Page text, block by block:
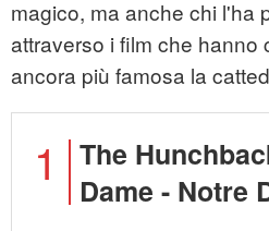
magico, ma anche chi l'ha
attraverso i film che hanno
ancora più famosa la
1
The
Dame - Notre